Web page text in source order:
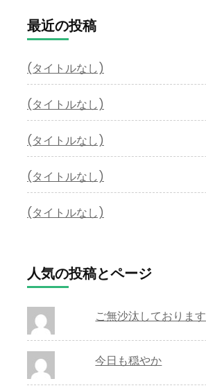
最近の投稿
(タイトルなし)
(タイトルなし)
(タイトルなし)
(タイトルなし)
(タイトルなし)
人気の投稿とページ
ご無沙汰しております
今日も穏やか